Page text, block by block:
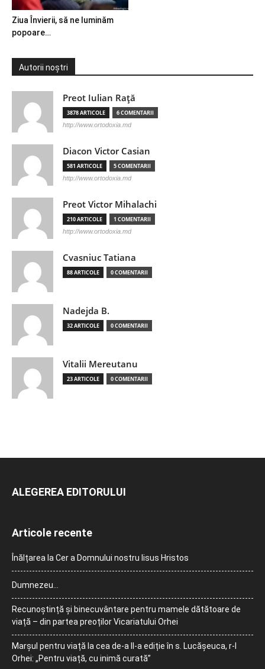
Ziua Învierii, să ne luminăm
popoare…
Autorii noștri
Preot Iulian Raţă
3878 ARTICOLE 6 COMENTARII
http://www.ortodoxia.md
Diacon Victor Casian
581 ARTICOLE 5 COMENTARII
http://www.ortodoxia.md
Preot Victor Mihalachi
210 ARTICOLE 1 COMENTARII
http://www.ortodoxia.md
Cvasniuc Tatiana
88 ARTICOLE 0 COMENTARII
Nadejda B.
32 ARTICOLE 0 COMENTARII
Vitalii Mereutanu
23 ARTICOLE 0 COMENTARII
ALEGEREA EDITORULUI
Articole recente
Înălțarea la Cer a Domnului nostru Iisus Hristos
Dumnezeu…
Recunoștință și binecuvântare pentru mamele dătătoare de
viață – din partea preoților Vicariatului Orhei
Marșul pentru viață la cea de-a II-a ediție în s. Lucășeuca, r-l
Orhei: „Pentru viață, cu inimă curată”